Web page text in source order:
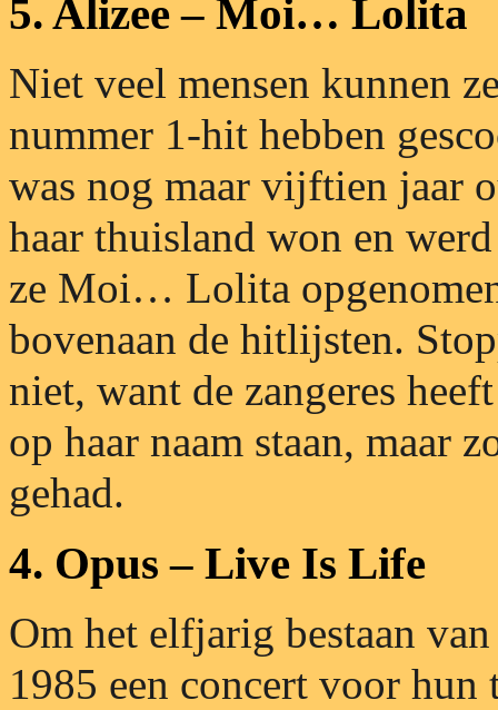
5. Alizee – Moi… Lolita
Niet veel mensen kunnen
nummer 1-hit hebben
was nog maar vijftien jaar
haar thuisland won en
ze Moi… Lolita
bovenaan de hitlijsten.
niet, want de zangeres
op haar naam staan, maar
gehad.
4. Opus – Live Is Life
Om het elfjarig bestaan
1985 een concert voor